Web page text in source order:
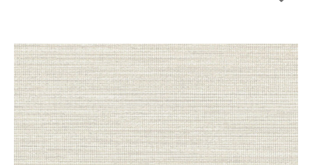
商品を探す
商品を探す トップ
壁紙
カーテン
床材
カタログ一覧
カタログ一覧 トップ
壁紙
施工事例